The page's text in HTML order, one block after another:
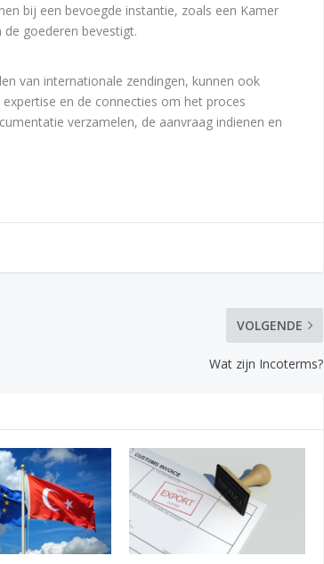
bij een bevoegde instantie, zoals een Kamer
goederen bevestigt.
van internationale zendingen, kunnen ook
en de connecties om het proces
verzamelen, de aanvraag indienen en
VOLGENDE
Wat zijn Incoterms?